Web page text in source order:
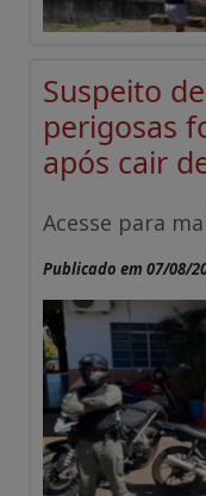
Suspeito
perigosas
após cair
Acesse para
Publicado em 07/08/